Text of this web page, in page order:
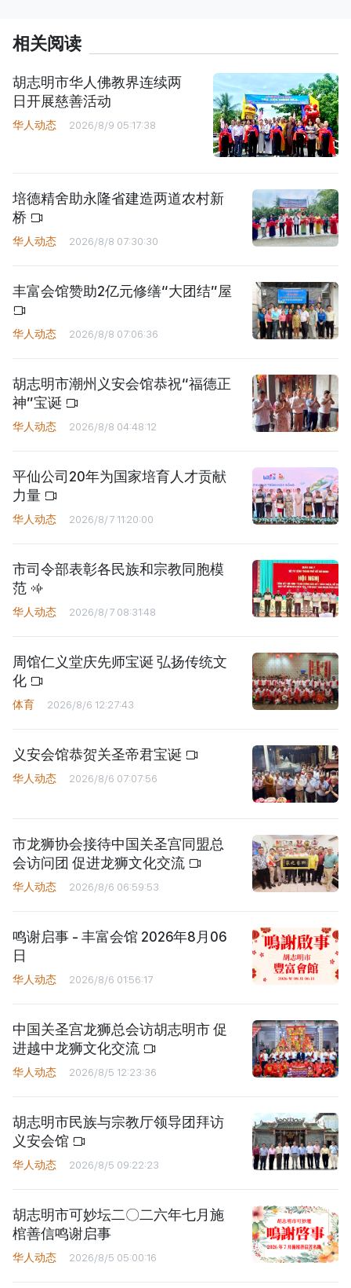
相关阅读
胡志明市华人佛教界连续两
日开展慈善活动
华人动态 2026/8/9 05:17:38
培德精舍助永隆省建造两道农村新
桥
华人动态 2026/8/8 07:30:30
丰富会馆赞助2亿元修缮“大团结”屋
华人动态 2026/8/8 07:06:36
胡志明市潮州义安会馆恭祝“福德正
神”宝诞
华人动态 2026/8/8 04:48:12
平仙公司20年为国家培育人才贡献
力量
华人动态 2026/8/7 11:20:00
市司令部表彰各民族和宗教同胞模
范
华人动态 2026/8/7 08:31:48
周馆仁义堂庆先师宝诞 弘扬传统文
化
体育 2026/8/6 12:27:43
义安会馆恭贺关圣帝君宝诞
华人动态 2026/8/6 07:07:56
市龙狮协会接待中国关圣宫同盟总
会访问团 促进龙狮文化交流
华人动态 2026/8/6 06:59:53
鸣谢启事 - 丰富会馆 2026年8月06
日
华人动态 2026/8/6 01:56:17
中国关圣宫龙狮总会访胡志明市 促
进越中龙狮文化交流
华人动态 2026/8/5 12:23:36
胡志明市民族与宗教厅领导团拜访
义安会馆
华人动态 2026/8/5 09:22:23
胡志明市可妙坛二〇二六年七月施
棺善信鸣谢启事
华人动态 2026/8/5 05:00:16